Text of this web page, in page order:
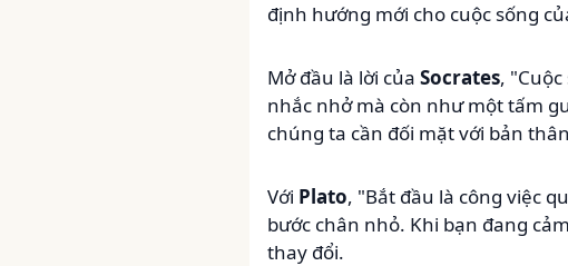
định hướng mới cho cuộc sống
Mở đầu là lời của Socrates,
nhắc nhở mà còn như một tấm
chúng ta cần đối mặt với bản
Với Plato, "Bắt đầu là công việc
bước chân nhỏ. Khi bạn đang
thay đổi.